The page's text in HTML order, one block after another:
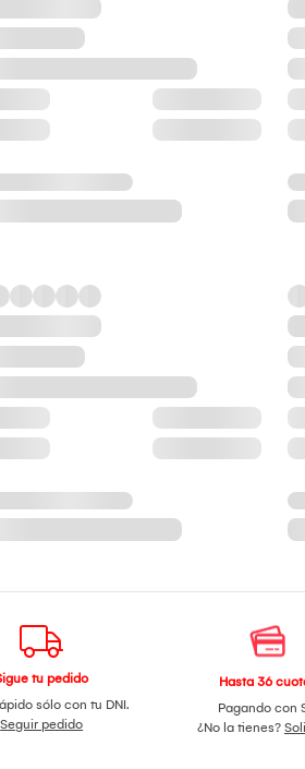
tu pedido
sólo con tu DNI.
Seguir pedido
Hasta 36
Pagando con
¿No la tienes?